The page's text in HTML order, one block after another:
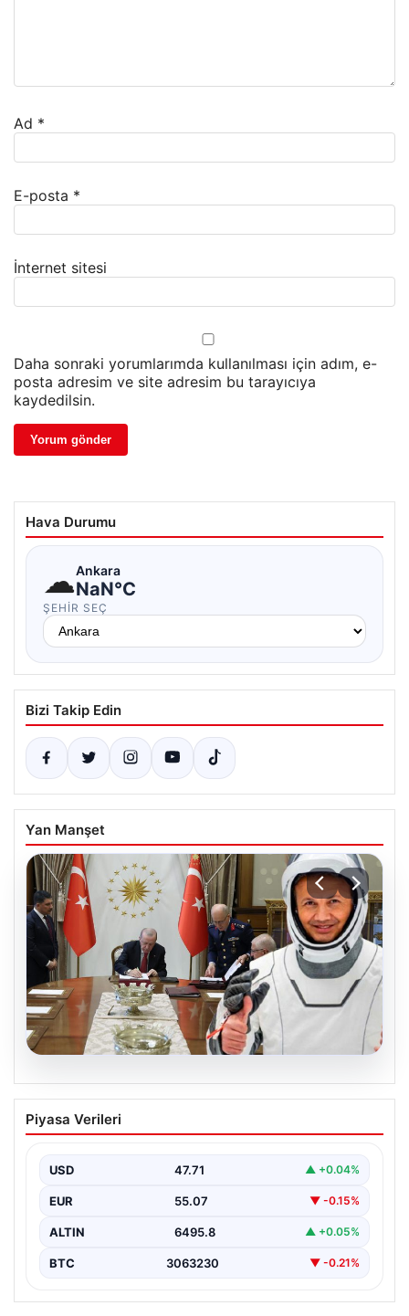
Ad *
E-posta *
İnternet sitesi
Daha sonraki yorumlarımda kullanılması için adım, e-
posta adresim ve site adresim bu tarayıcıya
kaydedilsin.
Hava Durumu
☁Ankara
NaN°C
ŞEHIR SEÇ
Bizi Takip Edin
Yan Manşet